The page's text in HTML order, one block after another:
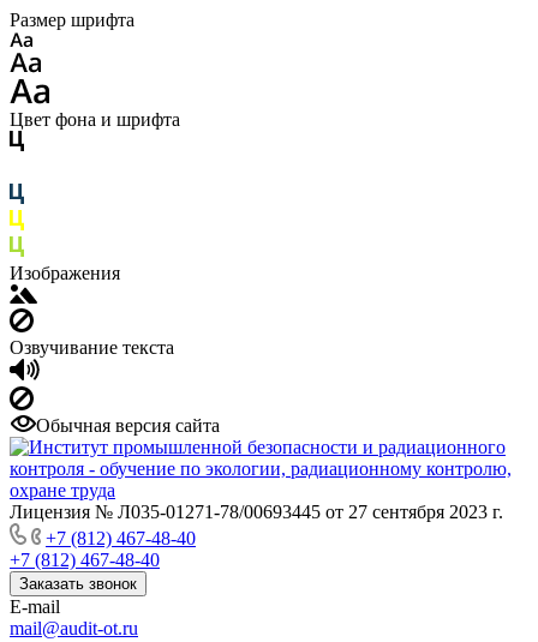
Размер шрифта
Цвет фона и шрифта
Изображения
Озвучивание текста
Обычная версия сайта
Лицензия № Л035-01271-78/00693445 от 27 сентября 2023 г.
+7 (812) 467-48-40
+7 (812) 467-48-40
Заказать звонок
E-mail
mail@audit-ot.ru